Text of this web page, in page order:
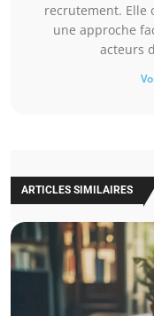
recrutement. Elle
une approche
acteurs
ARTICLES SIMILAIRES